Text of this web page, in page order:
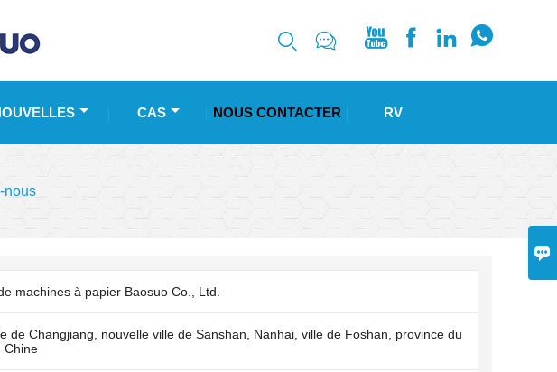

     
CAS NOUS CONTACTER RV
nous
machines à papier Baosuo Co., Ltd.
de Changjiang, nouvelle ville de Sanshan, Nanhai, ville de Foshan, province du
Chine